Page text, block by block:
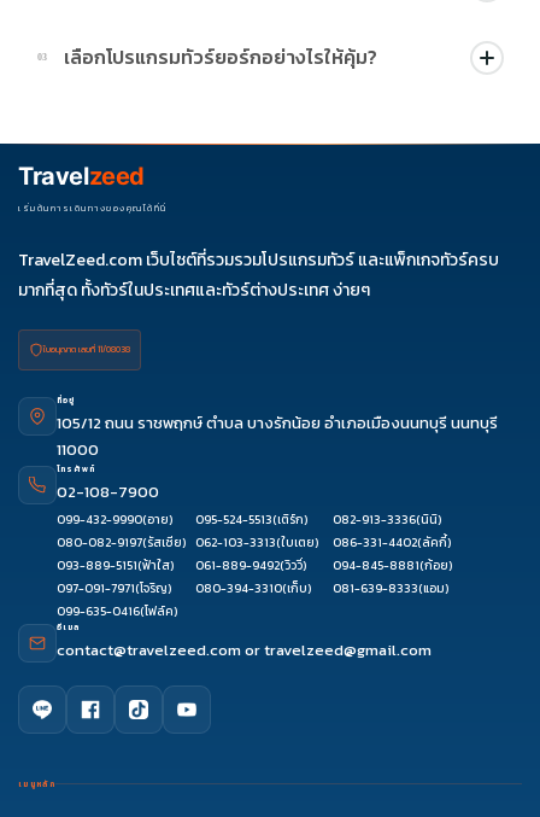
บางโปรแกรมมีโปรผ่อน 0% หรือโปรโมชั่นบัตรเครดิตตามเงื่อนไขที่
บริษัทกำหนด สามารถดูสัญลักษณ์โปรโมชั่นในรายการทัวร์แต่ละ
03 เลือกโปรแกรมทัวร์ยอร์กอย่างไรให้คุ้ม?
ช่วงราคา ไม่ควรเทียบจากราคาต่ำสุดเพียงอย่างเดียว
Travelzeed
เริ่มต้นการเดินทางของคุณได้ที่นี่
TravelZeed.com เว็บไซต์ที่รวมรวมโปรแกรมทัวร์ และแพ็กเกจทัวร์ครบ
มากที่สุด ทั้งทัวร์ในประเทศและทัวร์ต่างประเทศ ง่ายๆ
ใบอนุญาต เลขที่ 11/08038
ที่อยู่
105/12 ถนน ราชพฤกษ์ ตำบล บางรักน้อย อำเภอเมืองนนทบุรี นนทบุรี
11000
โทรศัพท์
02-108-7900
099-432-9990(อาย) 095-524-5513(เติร์ก) 082-913-3336(นินิ)
080-082-9197(รัสเซีย) 062-103-3313(ใบเตย) 086-331-4402(ลัคกี้)
093-889-5151(ฟ้าใส) 061-889-9492(วิววี่) 094-845-8881(ก้อย)
097-091-7971(โจริญ) 080-394-3310(เก็บ) 081-639-8333(แอม)
099-635-0416(โฟล์ค)
อีเมล
contact@travelzeed.comortravelzeed@gmail.com
เมนูหลัก